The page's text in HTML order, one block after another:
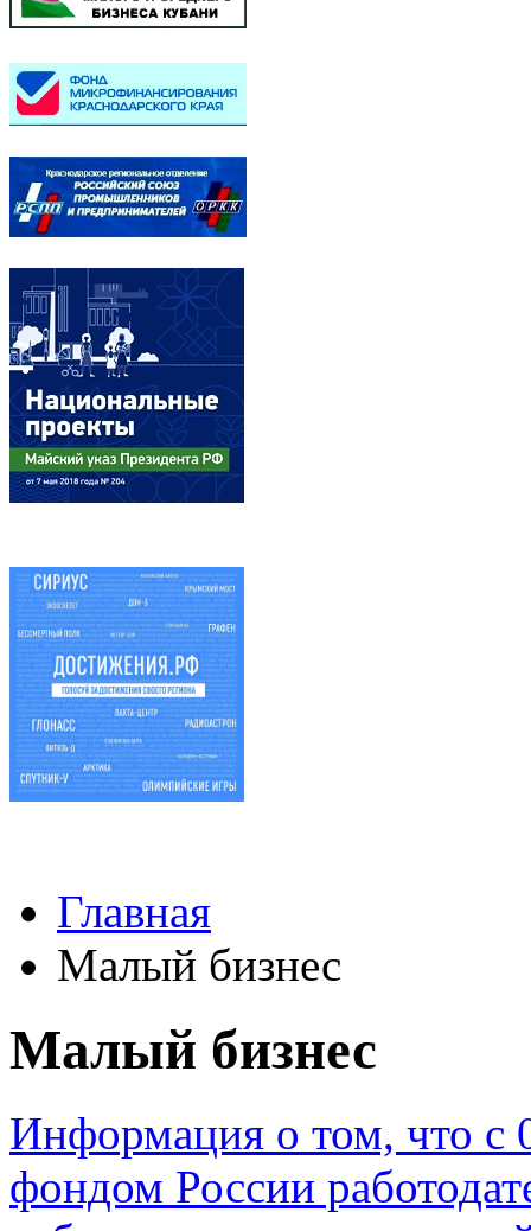
Главная
Малый бизнес
Малый бизнес
Информация о том, что с
фондом России